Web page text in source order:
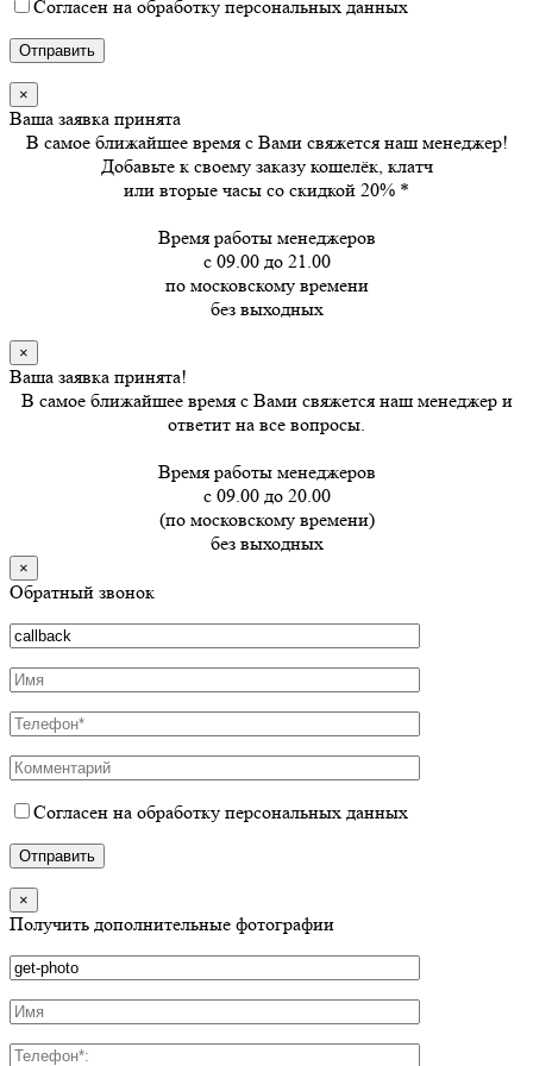
Согласен на обработку персональных данных
×
Ваша заявка принята
В самое ближайшее время с Вами свяжется наш менеджер!
Добавьте к своему заказу кошелёк, клатч
или вторые часы со скидкой 20% *
Время работы менеджеров
с 09.00 до 21.00
по московскому времени
без выходных
×
Ваша заявка принята!
В самое ближайшее время с Вами свяжется наш менеджер и
ответит на все вопросы.
Время работы менеджеров
с 09.00 до 20.00
(по московскому времени)
без выходных
×
Обратный звонок
Согласен на обработку персональных данных
×
Получить дополнительные фотографии